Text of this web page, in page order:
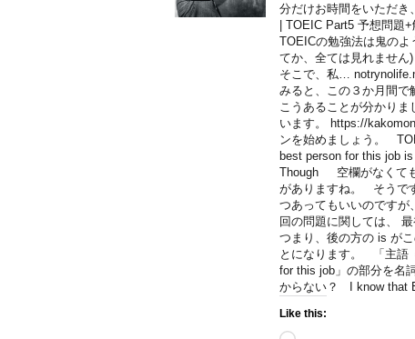
分だけお時間をいただき
| TOEIC Part5 予想問題
TOEICの勉強法は鬼のよ
てか、全ては見れません
そこで、私…
みると、この３か月間で
こうあることが分かり
います。 https://
ンを始めましょう。
best person for this job
Though 空欄がなくても
がありますね。 そうで
つあってもいいのです
回の問題に関しては、
つまり、後の方の is が
とになります。 「主語
for this job」の部分を名
からない？ I know that
Like this: